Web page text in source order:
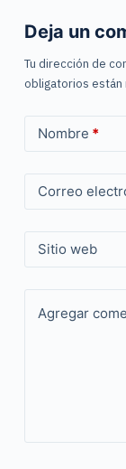
Deja un
Tu dirección de
obligatorios están
Nombre *
Correo
Sitio web
Agregar